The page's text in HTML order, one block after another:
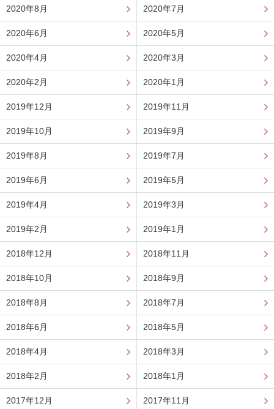
2020年8月 2020年7月
2020年6月 2020年5月
2020年4月 2020年3月
2020年2月 2020年1月
2019年12月 2019年11月
2019年10月 2019年9月
2019年8月 2019年7月
2019年6月 2019年5月
2019年4月 2019年3月
2019年2月 2019年1月
2018年12月 2018年11月
2018年10月 2018年9月
2018年8月 2018年7月
2018年6月 2018年5月
2018年4月 2018年3月
2018年2月 2018年1月
2017年12月 2017年11月